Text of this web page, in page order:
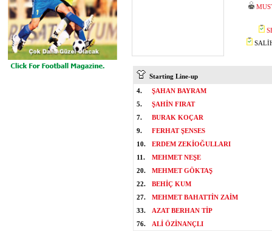
Starting Line-up
4.
ŞAHAN BAYRAM
5.
ŞAHİN FIRAT
7.
BURAK KOÇAR
9.
FERHAT ŞENSES
10.
ERDEM ZEKİOĞULLARI
11.
MEHMET NEŞE
20.
MEHMET GÖKTAŞ
22.
BEHİÇ KUM
27.
MEHMET BAHATTİN ZAİM
33.
AZAT BERHAN TİP
76.
ALİ ÖZİNANÇLI